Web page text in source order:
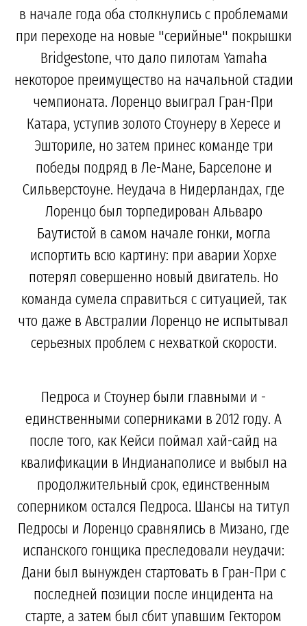
в начале года оба столкнулись с проблемами
при переходе на новые "серийные" покрышки
Bridgestone, что дало пилотам Yamaha
некоторое преимущество на начальной стадии
чемпионата. Лоренцо выиграл Гран-При
Катара, уступив золото Стоунеру в Хересе и
Эшториле, но затем принес команде три
победы подряд в Ле-Мане, Барселоне и
Сильверстоуне. Неудача в Нидерландах, где
Лоренцо был торпедирован Альваро
Баутистой в самом начале гонки, могла
испортить всю картину: при аварии Хорхе
потерял совершенно новый двигатель. Но
команда сумела справиться с ситуацией, так
что даже в Австралии Лоренцо не испытывал
серьезных проблем с нехваткой скорости.
Педроса и Стоунер были главными и -
единственными соперниками в 2012 году. А
после того, как Кейси поймал хай-сайд на
квалификации в Индианаполисе и выбыл на
продолжительный срок, единственным
соперником остался Педроса. Шансы на титул
Педросы и Лоренцо сравнялись в Мизано, где
испанского гонщика преследовали неудачи:
Дани был вынужден стартовать в Гран-При с
последней позиции после инцидента на
старте, а затем был сбит упавшим Гектором